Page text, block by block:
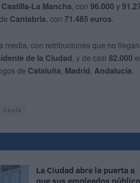
Castilla-La Mancha, con 96.000 y
Cantabria, con 71.485 euros.
media, con retribuciones que no
de la Ciudad, y de casi 82.000
de Cataluña, Madrid, Andalucía,
Ceuta
La Ciudad abre la puerta a